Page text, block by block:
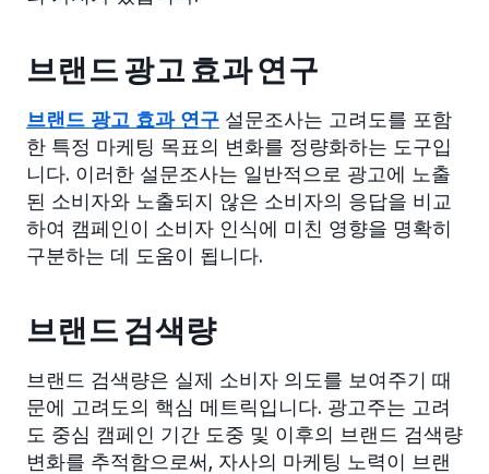
브랜드 광고 효과 연구
브랜드 광고 효과 연구 설문조사는 고려도를 포함
한 특정 마케팅 목표의 변화를 정량화하는 도구입
니다. 이러한 설문조사는 일반적으로 광고에 노출
된 소비자와 노출되지 않은 소비자의 응답을 비교
하여 캠페인이 소비자 인식에 미친 영향을 명확히
구분하는 데 도움이 됩니다.
브랜드 검색량
브랜드 검색량은 실제 소비자 의도를 보여주기 때
문에 고려도의 핵심 메트릭입니다. 광고주는 고려
도 중심 캠페인 기간 도중 및 이후의 브랜드 검색량
변화를 추적함으로써, 자사의 마케팅 노력이 브랜